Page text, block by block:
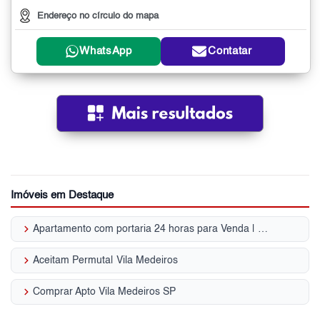
Endereço no círculo do mapa
WhatsApp Contatar
Imóveis em Destaque
keyboard_arrow_right Apartamento com portaria 24 horas para Venda | Vila Medeiros
keyboard_arrow_right Aceitam Permuta| Vila Medeiros
keyboard_arrow_right Comprar Apto Vila Medeiros SP